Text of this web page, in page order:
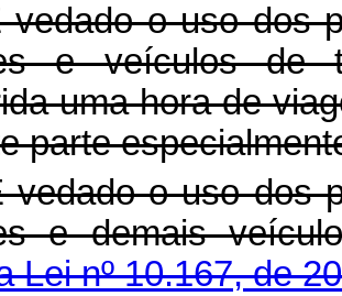
vedado o uso dos
e veículos de
uma hora de
parte
o uso dos
e demais
Lei nº 10.167, de